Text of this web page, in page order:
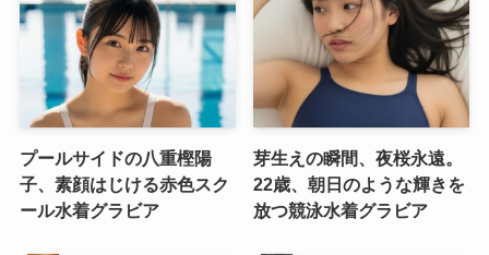
プールサイドの八重樫陽
子、素顔はじける赤色スク
ール水着グラビア
芽生えの瞬間、夜桜永遠。
22歳、朝日のような輝きを
放つ競泳水着グラビア